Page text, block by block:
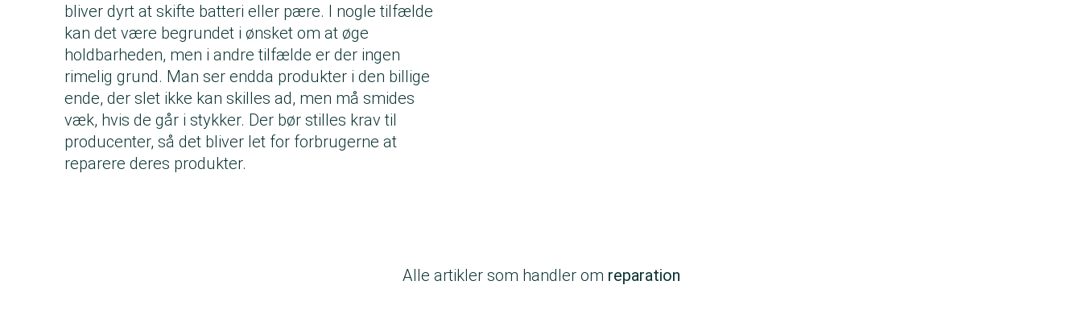
bliver dyrt at skifte batteri eller pære. I nogle tilfælde
kan det være begrundet i ønsket om at øge
holdbarheden, men i andre tilfælde er der ingen
rimelig grund. Man ser endda produkter i den billige
ende, der slet ikke kan skilles ad, men må smides
væk, hvis de går i stykker. Der bør stilles krav til
producenter, så det bliver let for forbrugerne at
reparere deres produkter.
Alle artikler som handler om reparation